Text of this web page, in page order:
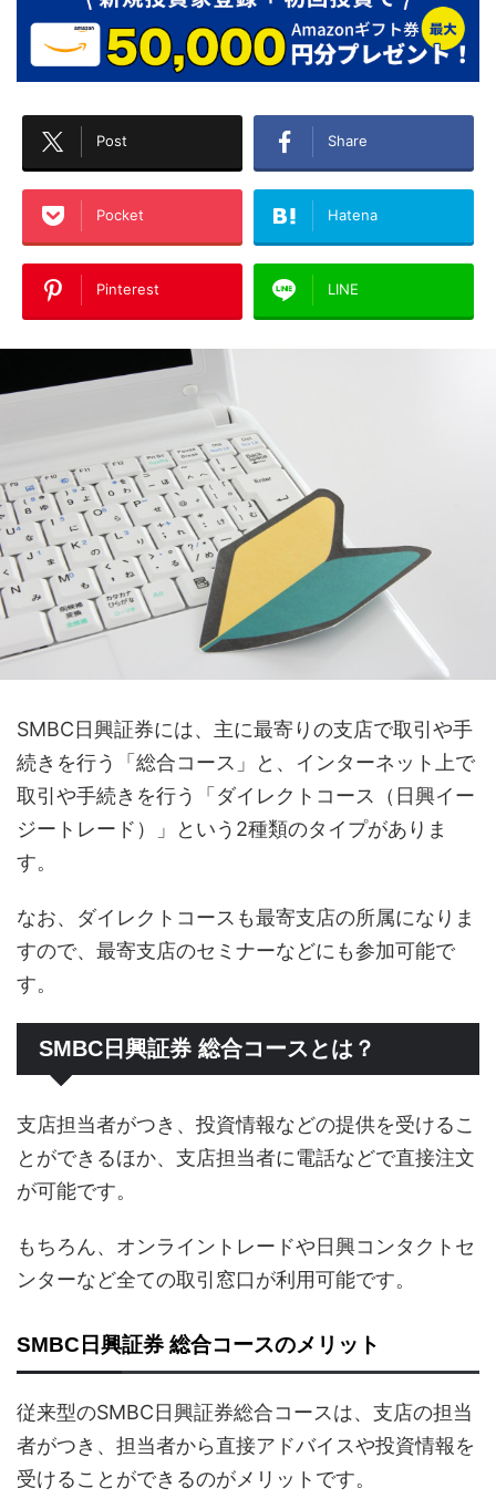
Post Share
Pocket Hatena
Pinterest LINE
SMBC日興証券には、主に最寄りの支店で取引や手
続きを行う「総合コース」と、インターネット上で
取引や手続きを行う「ダイレクトコース（日興イー
ジートレード）」という2種類のタイプがありま
す。
なお、ダイレクトコースも最寄支店の所属になりま
すので、最寄支店のセミナーなどにも参加可能で
す。
SMBC日興証券 総合コースとは？
支店担当者がつき、投資情報などの提供を受けるこ
とができるほか、支店担当者に電話などで直接注文
が可能です。
もちろん、オンライントレードや日興コンタクトセ
ンターなど全ての取引窓口が利用可能です。
SMBC日興証券 総合コースのメリット
従来型のSMBC日興証券総合コースは、支店の担当
者がつき、担当者から直接アドバイスや投資情報を
受けることができるのがメリットです。